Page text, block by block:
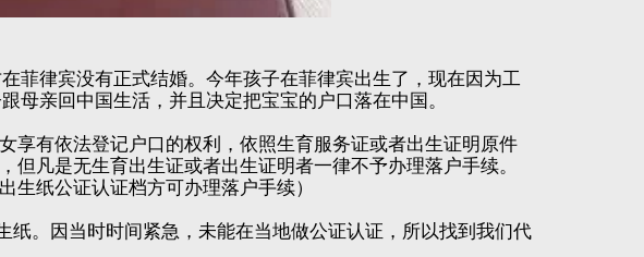
菲律宾没有正式结婚。今年孩子在菲律宾出生了，现在因为工
母亲回中国生活，并且决定把宝宝的户口落在中国。
享有依法登记户口的权利，依照生育服务证或者出生证明原件
凡是无生育出生证或者出生证明者一律不予办理落户手续。
纸公证认证档方可办理落户手续）
纸。因当时时间紧急，未能在当地做公证认证，所以找到我们代